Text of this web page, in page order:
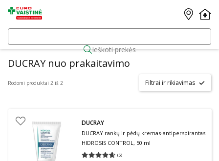
Ieškoti prekės
DUCRAY nuo prakaitavimo
Rodomi produktai 2 iš 2 Filtrai ir rikiavimas
DUCRAY
DUCRAY rankų ir pėdų kremas-antiperspirantas
HIDROSIS CONTROL, 50 ml
(5)
Vidutinis įvertinimas 4.60